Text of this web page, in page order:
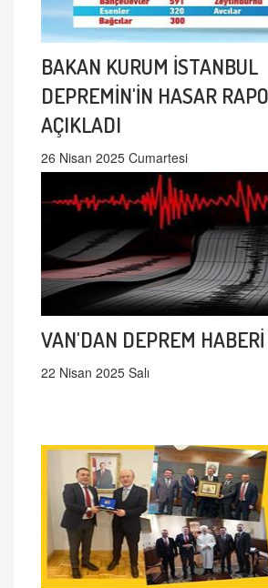
BAKAN KURUM İSTANBUL
DEPREMİN'İN HASAR
AÇIKLADI
26 Nisan 2025 Cumartesi
VAN'DAN DEPREM
22 Nisan 2025 Salı